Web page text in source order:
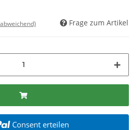
Frage zum Artikel
Consent erteilen